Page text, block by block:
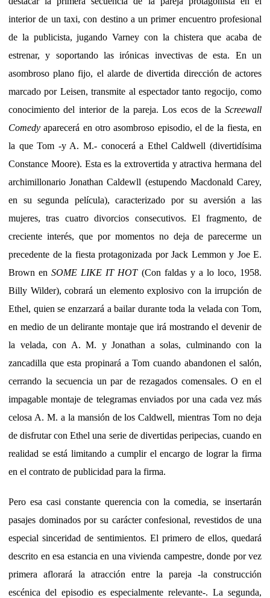
interior de un taxi, con destino a un primer encuentro profesional
de la publicista, jugando Varney con la chistera que acaba de
estrenar, y soportando las irónicas invectivas de esta. En un
asombroso plano fijo, el alarde de divertida dirección de actores
marcado por Leisen, transmite al espectador tanto regocijo, como
conocimiento del interior de la pareja. Los ecos de la Screewall
Comedy aparecerá en otro asombroso episodio, el de la fiesta, en
la que Tom -y A. M.- conocerá a Ethel Caldwell (divertidísima
Constance Moore). Esta es la extrovertida y atractiva hermana del
archimillonario Jonathan Caldewll (estupendo Macdonald Carey,
en su segunda película), caracterizado por su aversión a las
mujeres, tras cuatro divorcios consecutivos. El fragmento, de
creciente interés, que por momentos no deja de parecerme un
precedente de la fiesta protagonizada por Jack Lemmon y Joe E.
Brown enSOME LIKE IT HOT(Con faldas y a lo loco, 1958.
Billy Wilder), cobrará un elemento explosivo con la irrupción de
Ethel, quien se enzarzará a bailar durante toda la velada con Tom,
en medio de un delirante montaje que irá mostrando el devenir de
la velada, con A. M. y Jonathan a solas, culminando con la
zancadilla que esta propinará a Tom cuando abandonen el salón,
cerrando la secuencia un par de rezagados comensales. O en el
impagable montaje de telegramas enviados por una cada vez más
celosa A. M. a la mansión de los Caldwell, mientras Tom no deja
de disfrutar con Ethel una serie de divertidas peripecias, cuando en
realidad se está limitando a cumplir el encargo de lograr la firma
en el contrato de publicidad para la firma.
Pero esa casi constante querencia con la comedia, se insertarán
pasajes dominados por su carácter confesional, revestidos de una
especial sinceridad de sentimientos. El primero de ellos, quedará
descrito en esa estancia en una vivienda campestre, donde por vez
primera aflorará la atracción entre la pareja -la construcción
escénica del episodio es especialmente relevante-. La segunda,